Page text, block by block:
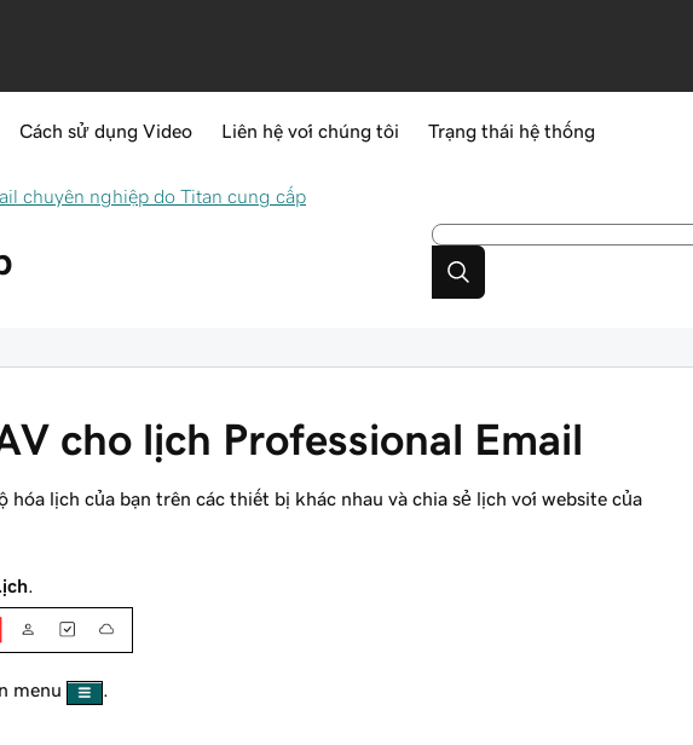
Cách sử dụng Video Liên hệ với chúng tôi Trạng thái hệ thống
chuyên nghiệp do Titan cung cấp
cho lịch Professional Email
hóa lịch của bạn trên các thiết bị khác nhau và chia sẻ lịch với website của
menu .